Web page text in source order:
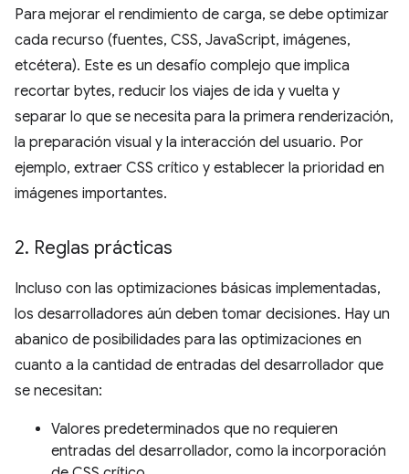
Para mejorar el rendimiento de carga, se debe optimizar
cada recurso (fuentes, CSS, JavaScript, imágenes,
etcétera). Este es un desafío complejo que implica
recortar bytes, reducir los viajes de ida y vuelta y
separar lo que se necesita para la primera renderización,
la preparación visual y la interacción del usuario. Por
ejemplo, extraer CSS crítico y establecer la prioridad en
imágenes importantes.
2. Reglas prácticas
Incluso con las optimizaciones básicas implementadas,
los desarrolladores aún deben tomar decisiones. Hay un
abanico de posibilidades para las optimizaciones en
cuanto a la cantidad de entradas del desarrollador que
se necesitan:
Valores predeterminados que no requieren
entradas del desarrollador, como la incorporación